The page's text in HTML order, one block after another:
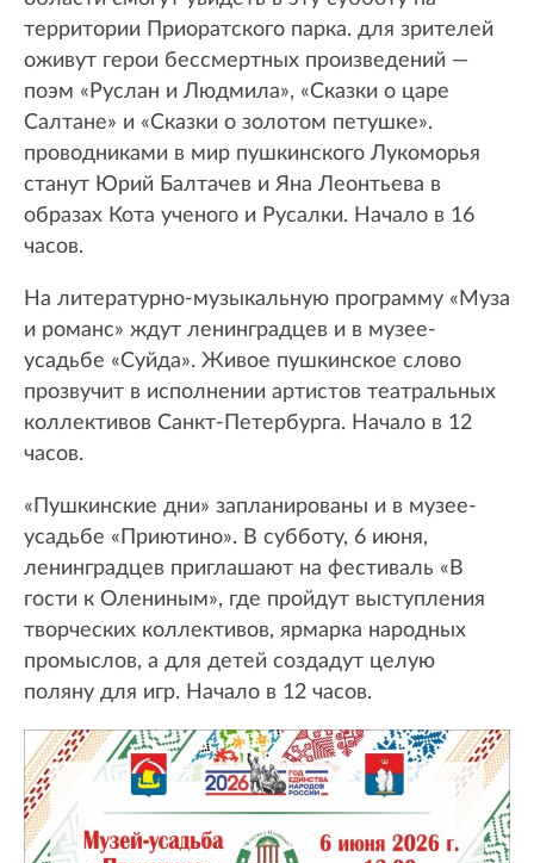
территории Приоратского парка. для зрителей
оживут герои бессмертных произведений —
поэм «Руслан и Людмила», «Сказки о царе
Салтане» и «Сказки о золотом петушке».
проводниками в мир пушкинского Лукоморья
станут Юрий Балтачев и Яна Леонтьева в
образах Кота ученого и Русалки. Начало в 16
часов.
На литературно-музыкальную программу «Муза
и романс» ждут ленинградцев и в музее-
усадьбе «Суйда». Живое пушкинское слово
прозвучит в исполнении артистов театральных
коллективов Санкт-Петербурга. Начало в 12
часов.
«Пушкинские дни» запланированы и в музее-
усадьбе «Приютино». В субботу, 6 июня,
ленинградцев приглашают на фестиваль «В
гости к Олениным», где пройдут выступления
творческих коллективов, ярмарка народных
промыслов, а для детей создадут целую
поляну для игр. Начало в 12 часов.